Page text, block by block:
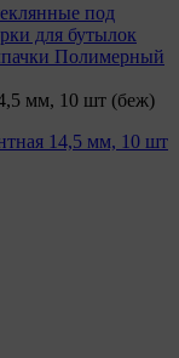
под
для бутылок
Полимерный
мм, 10 шт (беж)